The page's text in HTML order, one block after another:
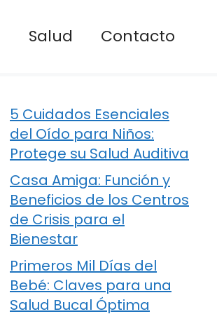
Salud Contacto
5 Cuidados Esenciales
del Oído para Niños:
Protege su Salud Auditiva
Casa Amiga: Función y
Beneficios de los Centros
de Crisis para el
Bienestar
Primeros Mil Días del
Bebé: Claves para una
Salud Bucal Óptima